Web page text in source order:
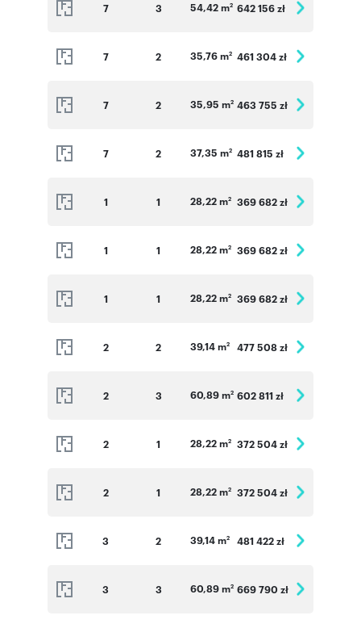
7 3 54,42 m2 642 156 zł
7 2 35,76 m2 461 304 zł
7 2 35,95 m2 463 755 zł
7 2 37,35 m2 481 815 zł
1 1 28,22 m2 369 682 zł
1 1 28,22 m2 369 682 zł
1 1 28,22 m2 369 682 zł
2 2 39,14 m2 477 508 zł
2 3 60,89 m2 602 811 zł
2 1 28,22 m2 372 504 zł
2 1 28,22 m2 372 504 zł
3 2 39,14 m2 481 422 zł
3 3 60,89 m2 669 790 zł